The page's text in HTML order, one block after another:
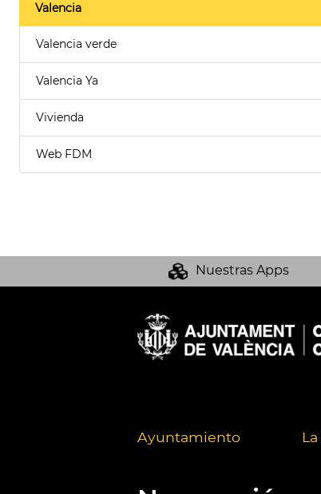
Valencia
Valencia verde
Valencia Ya
Vivienda
Web FDM
Nuestras Apps
Ayuntamiento